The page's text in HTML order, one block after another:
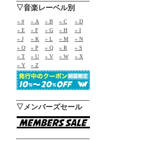
▽音楽レーベル別
» # » A » B » C
» D
» E
» F » G » H
» I
» J
» K » L » M
» N
» O
» P » Q » R
» S
» T
» U » V » W
» X
» Y
» Z
▽メンバーズセール